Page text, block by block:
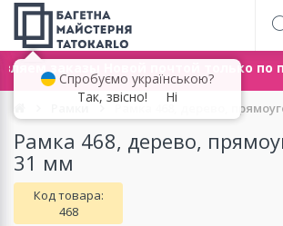
заказы Новой почтой только
Рамка 468, дерево,
Рамка 468, дерево,
31 мм
Код товара:
468
Спробуємо українською?
Так, звісно!
Ні